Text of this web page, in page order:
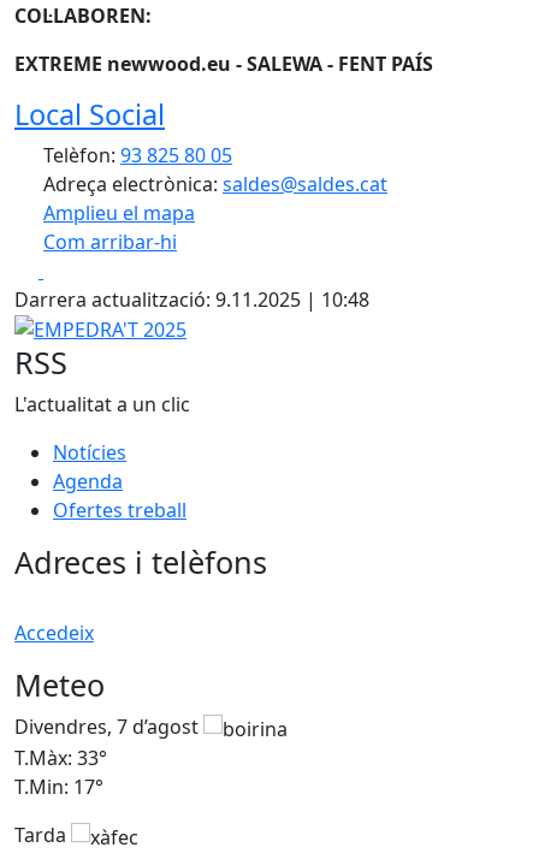
COL·LABOREN:
EXTREME newwood.eu - SALEWA - FENT PAÍS
Local Social
Telèfon: 93 825 80 05
Adreça electrònica: saldes@saldes.cat
Amplieu el mapa
Com arribar-hi
+
−
Darrera actualització: 9.11.2025 | 10:48
EMPEDRA'T 2025
RSS
L'actualitat a un clic
Notícies
Agenda
Ofertes treball
Adreces i telèfons
Accedeix
Meteo
Divendres, 7 d’agost
T.Màx: 33°
T.Min: 17°
Tarda